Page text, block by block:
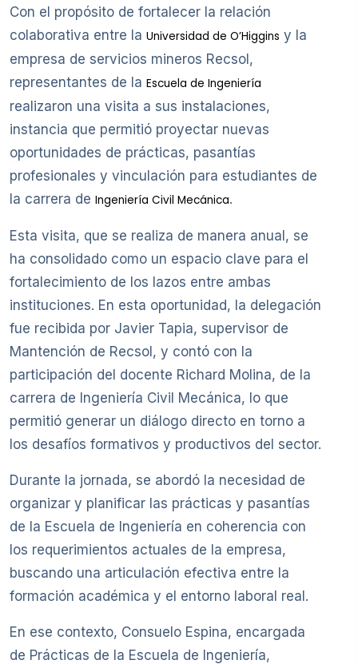
Con el propósito de fortalecer la relación
colaborativa entre la Universidad de O’Higgins y la
empresa de servicios mineros Recsol,
representantes de la Escuela de Ingeniería
realizaron una visita a sus instalaciones,
instancia que permitió proyectar nuevas
oportunidades de prácticas, pasantías
profesionales y vinculación para estudiantes de
la carrera de Ingeniería Civil Mecánica.
Esta visita, que se realiza de manera anual, se
ha consolidado como un espacio clave para el
fortalecimiento de los lazos entre ambas
instituciones. En esta oportunidad, la delegación
fue recibida por Javier Tapia, supervisor de
Mantención de Recsol, y contó con la
participación del docente Richard Molina, de la
carrera de Ingeniería Civil Mecánica, lo que
permitió generar un diálogo directo en torno a
los desafíos formativos y productivos del sector.
Durante la jornada, se abordó la necesidad de
organizar y planificar las prácticas y pasantías
de la Escuela de Ingeniería en coherencia con
los requerimientos actuales de la empresa,
buscando una articulación efectiva entre la
formación académica y el entorno laboral real.
En ese contexto, Consuelo Espina, encargada
de Prácticas de la Escuela de Ingeniería,